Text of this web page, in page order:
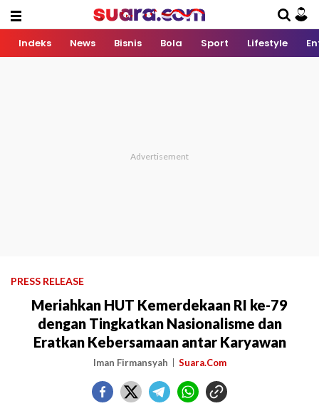
Indeks News Bisnis Bola Sport Lifestyle
PRESS RELEASE
Meriahkan HUT Kemerdekaan RI ke-79
dengan Tingkatkan Nasionalisme dan
Eratkan Kebersamaan antar Karyawan
Iman Firmansyah Suara.Com